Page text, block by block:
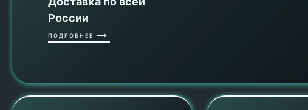
России
ПОДРОБНЕЕ